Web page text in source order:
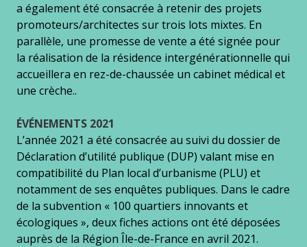
a également été consacrée à retenir des projets
promoteurs/architectes sur trois lots mixtes. En
parallèle, une promesse de vente a été signée pour
la réalisation de la résidence intergénérationnelle qui
accueillera en rez-de-chaussée un cabinet médical et
une crèche..
ÉVÉNEMENTS 2021
L’année 2021 a été consacrée au suivi du dossier de
Déclaration d’utilité publique (DUP) valant mise en
compatibilité du Plan local d’urbanisme (PLU) et
notamment de ses enquêtes publiques. Dans le cadre
de la subvention « 100 quartiers innovants et
écologiques », deux fiches actions ont été déposées
auprès de la Région Île-de-France en avril 2021.